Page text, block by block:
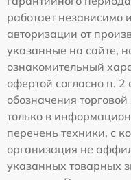
работает независимо
авторизации от
указанные на сайте,
ознакомительный
офертой согласно п.
обозначения
только в
перечень техники, с
организация не
указанных товарных